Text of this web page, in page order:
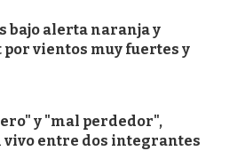
bajo alerta naranja y
vientos muy fuertes y
y "mal perdedor",
entre dos integrantes